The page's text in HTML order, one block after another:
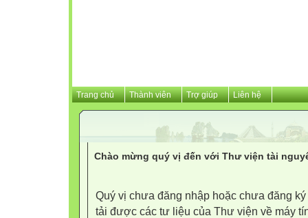
Trang chủ Thành viên Trợ giúp Liên hệ
Chào mừng quý vị đến với Thư viện tài
Quý vị chưa đăng nhập hoặc chưa đăng
tải được các tư liệu của Thư viện về máy